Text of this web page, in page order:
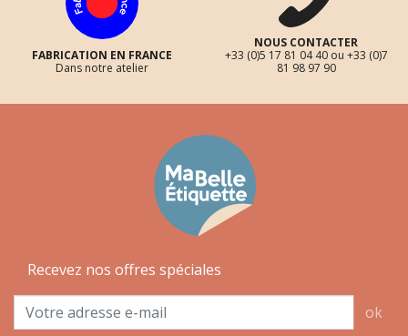
FABRICATION EN FRANCE
Dans notre atelier
NOUS CONTACTER
+33 (0)5 17 81 04 40 ou +33 (0)7
81 98 97 90
Recevez nos offres spéciales
ok